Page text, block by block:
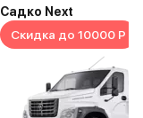
Садко Next
Скидка до 10000 Р